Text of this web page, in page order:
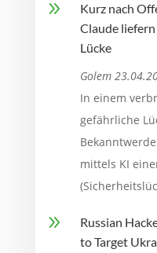
9
Kurz nach
Claude
Lücke
Golem
In einem
gefährliche
mittels KI
9
Russian
to Target